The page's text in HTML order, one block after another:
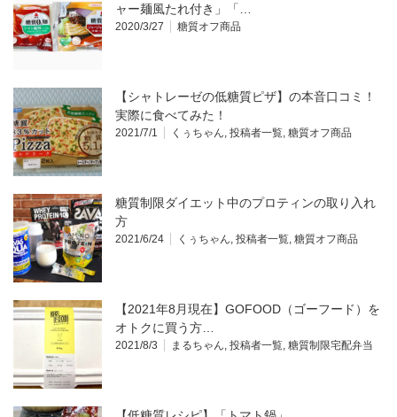
ャー麺風たれ付き」「…
2020/3/27 糖質オフ商品
【シャトレーゼの低糖質ピザ】の本音口コミ！
実際に食べてみた！
2021/7/1 くぅちゃん, 投稿者一覧, 糖質オフ商品
糖質制限ダイエット中のプロティンの取り入れ
方
2021/6/24 くぅちゃん, 投稿者一覧, 糖質オフ商品
【2021年8月現在】GOFOOD（ゴーフード）を
オトクに買う方…
2021/8/3 まるちゃん, 投稿者一覧, 糖質制限宅配弁当